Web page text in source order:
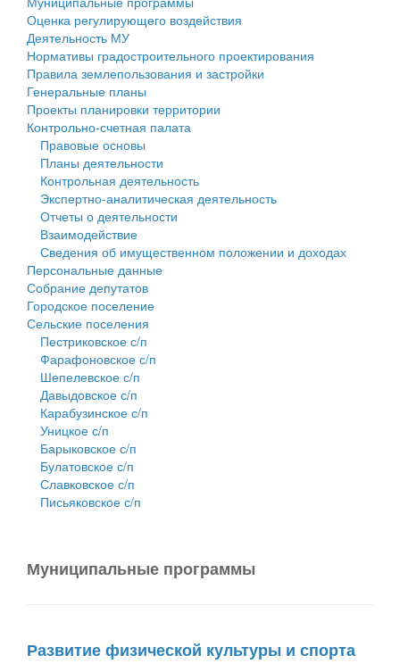
Правила землепользования и застройки
Генеральные планы
Проекты планировки территории
Собрание депутатов
Городское поселение
Сельские поселения
Оценка регулирующего воздействия
Деятельность МУ
Нормативы градостроительного проектирования
Правила землепользования и застройки
Генеральные планы
Проекты планировки территории
Контрольно-счетная палата
Правовые основы
Планы деятельности
Контрольная деятельность
Экспертно-аналитическая деятельность
Отчеты о деятельности
Взаимодействие
Сведения об имущественном положении и доходах
Персональные данные
Собрание депутатов
Городское поселение
Сельские поселения
Пестриковское с/п
Фарафоновское с/п
Шепелевское с/п
Давыдовское с/п
Карабузинское с/п
Уницкое с/п
Барыковское с/п
Булатовское с/п
Славковское с/п
Письяковское с/п
Муниципальные программы
Развитие физической культуры и спорта